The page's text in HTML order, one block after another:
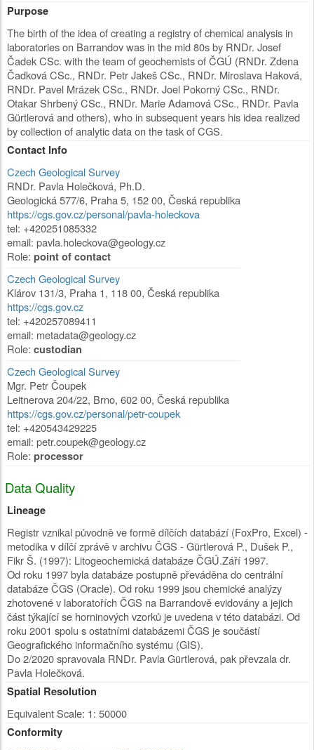
Purpose
The birth of the idea of creating a registry of chemical analysis in
laboratories on Barrandov was in the mid 80s by RNDr. Josef
Čadek CSc. with the team of geochemists of ČGÚ (RNDr. Zdena
Čadková CSc., RNDr. Petr Jakeš CSc., RNDr. Miroslava Haková,
RNDr. Pavel Mrázek CSc., RNDr. Joel Pokorný CSc., RNDr.
Otakar Shrbený CSc., RNDr. Marie Adamová CSc., RNDr. Pavla
Gürtlerová and others), who in subsequent years his idea realized
by collection of analytic data on the task of CGS.
Contact Info
Czech Geological Survey
RNDr. Pavla Holečková, Ph.D.
Geologická 577/6, Praha 5, 152 00, Česká republika
https://cgs.gov.cz/personal/pavla-holeckova
tel: +420251085332
email: pavla.holeckova@geology.cz
Role: point of contact
Czech Geological Survey
Klárov 131/3, Praha 1, 118 00, Česká republika
https://cgs.gov.cz
tel: +420257089411
email: metadata@geology.cz
Role: custodian
Czech Geological Survey
Mgr. Petr Čoupek
Leitnerova 204/22, Brno, 602 00, Česká republika
https://cgs.gov.cz/personal/petr-coupek
tel: +420543429225
email: petr.coupek@geology.cz
Role: processor
Data Quality
Lineage
Registr vznikal původně ve formě dílčích databází (FoxPro, Excel) -
metodika v dílčí zprávě v archivu ČGS - Gürtlerová P., Dušek P.,
Fikr Š. (1997): Litogeochemická databáze ČGÚ.Září 1997.
Od roku 1997 byla databáze postupně převáděna do centrální
databáze ČGS (Oracle). Od roku 1999 jsou chemické analýzy
zhotovené v laboratořích ČGS na Barrandově evidovány a jejich
část týkající se horninových vzorků je uvedena v této databázi. Od
roku 2001 spolu s ostatními databázemi ČGS je součástí
Geografického informačního systému (GIS).
Do 2/2020 spravovala RNDr. Pavla Gürtlerová, pak převzala dr.
Pavla Holečková.
Spatial Resolution
Equivalent Scale: 1: 50000
Conformity